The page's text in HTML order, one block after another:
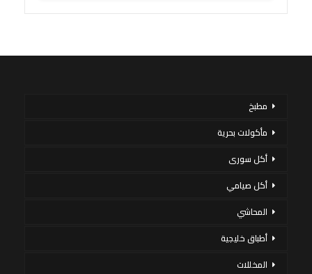
مطبخ
مأكولات بحرية
أكل سورى
أكل صيامي
المحاشي
أطباق خليجية
المخللات